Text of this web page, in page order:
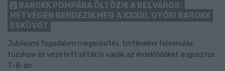
BAROKK POMPÁBA ÖLTÖZIK A BELVÁROS:
HÉTVÉGÉN RENDEZIK MEG A XXXIII. GYŐRI BAROKK
ESKÜVŐT
Jubileumi fogadalom megerősítés, történelmi felvonulás,
tűzshow és vezetett séták is várják az érdeklődőket augusztus
7–8-án.